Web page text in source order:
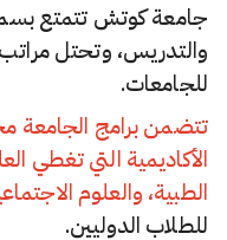
جامعة كوتش تتمتع
والتدريس، وتحتل مراتب
للجامعات.
تتضمن برامج
الأكاديمية التي تغطي
الطبية، والعلوم
للطلاب الدوليين.